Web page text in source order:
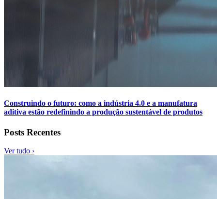
Construindo o futuro: como a indústria 4.0 e a manufatura
aditiva estão redefinindo a produção sustentável de produtos
Posts Recentes
Ver tudo ›